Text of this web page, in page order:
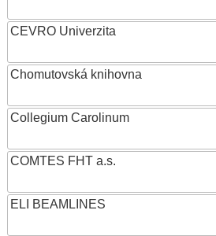
CEVRO Univerzita
Chomutovská knihovna
Collegium Carolinum
COMTES FHT a.s.
ELI BEAMLINES